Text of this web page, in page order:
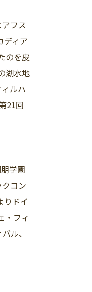
フス
ディア
のを皮
湖水地
ルハ
21回
学園
コン
りドイ
・フィ
ル、